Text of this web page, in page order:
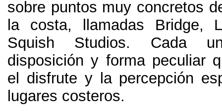
sobre puntos muy concretos
la costa, llamadas Bridge,
Squish Studios. Cada
disposición y forma peculiar
el disfrute y la percepción
lugares costeros.